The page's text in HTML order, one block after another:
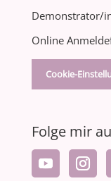
Demonstrator/
Online
Cookie-
Folge mir